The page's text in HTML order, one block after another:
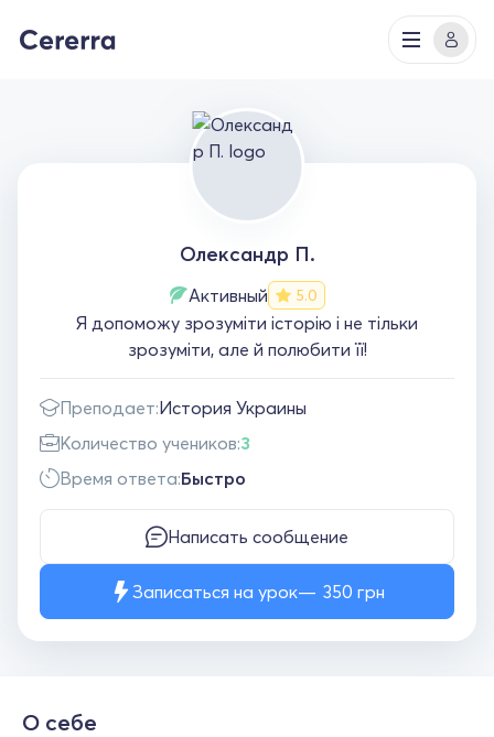
Олександр П.
Активный 5.0
Я допоможу зрозуміти історію і не тільки
зрозуміти, але й полюбити її!
Преподает:История Украины
Количество учеников:3
Время ответа:Быстро
Написать сообщение
Записаться на урок 350 грн
О себе